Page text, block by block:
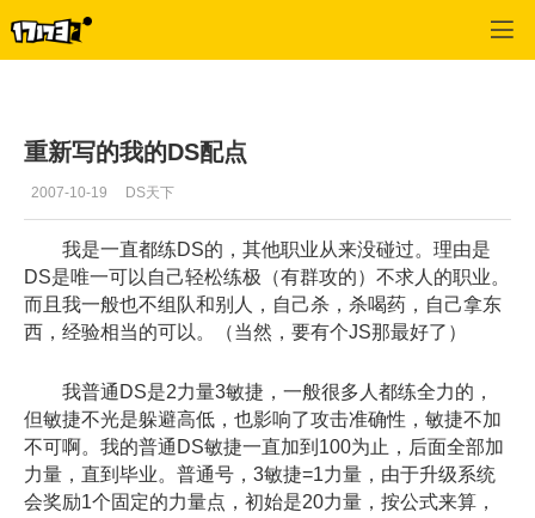
重新写的我的DS配点
2007-10-19 DS天下
我是一直都练DS的，其他职业从来没碰过。理由是
DS是唯一可以自己轻松练极（有群攻的）不求人的职业。
而且我一般也不组队和别人，自己杀，杀喝药，自己拿东
西，经验相当的可以。（当然，要有个JS那最好了）
我普通DS是2力量3敏捷，一般很多人都练全力的，
但敏捷不光是躲避高低，也影响了攻击准确性，敏捷不加
不可啊。我的普通DS敏捷一直加到100为止，后面全部加
力量，直到毕业。普通号，3敏捷=1力量，由于升级系统
会奖励1个固定的力量点，初始是20力量，按公式来算，